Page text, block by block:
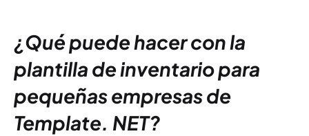
¿Qué puede hacer con la
plantilla de inventario para
pequeñas empresas de
Template. NET?